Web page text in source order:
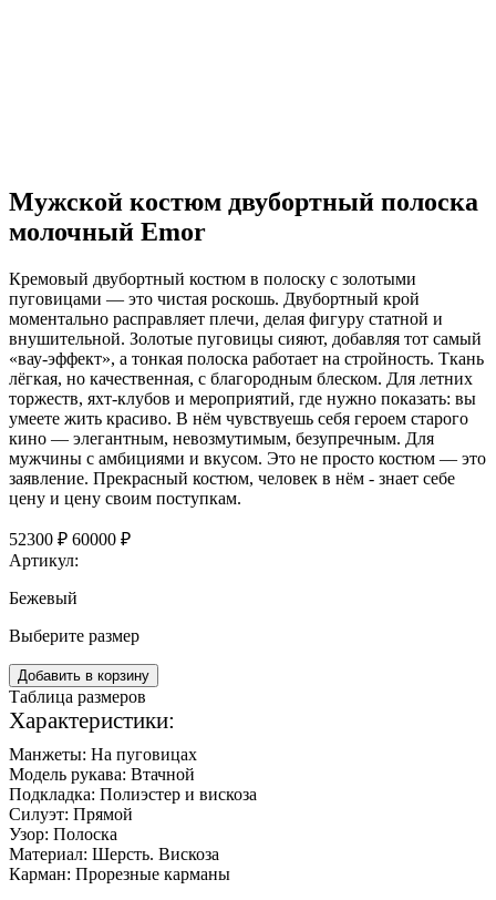
Мужской костюм двубортный полоска
молочный Emor
Кремовый двубортный костюм в полоску с золотыми
пуговицами — это чистая роскошь. Двубортный крой
моментально расправляет плечи, делая фигуру статной и
внушительной. Золотые пуговицы сияют, добавляя тот самый
«вау-эффект», а тонкая полоска работает на стройность. Ткань
лёгкая, но качественная, с благородным блеском. Для летних
торжеств, яхт-клубов и мероприятий, где нужно показать: вы
умеете жить красиво. В нём чувствуешь себя героем старого
кино — элегантным, невозмутимым, безупречным. Для
мужчины с амбициями и вкусом. Это не просто костюм — это
заявление. Прекрасный костюм, человек в нём - знает себе
цену и цену своим поступкам.
52300 ₽ 60000 ₽
Артикул:
Бежевый
Выберите размер
Добавить в корзину
Таблица размеров
Характеристики:
Манжеты: На пуговицах
Модель рукава: Втачной
Подкладка: Полиэстер и вискоза
Силуэт: Прямой
Узор: Полоска
Материал: Шерсть. Вискоза
Карман: Прорезные карманы